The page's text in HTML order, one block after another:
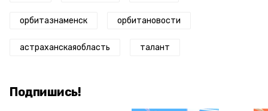
орбитазнаменск орбитановости
астраханскаяобласть талант
Подпишись!